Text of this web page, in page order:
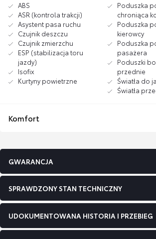
ABS
ASR (kontrola trakcji)
Asystent pasa ruchu
Czujnik deszczu
Czujnik zmierzchu
ESP (stabilizacja toru
jazdy)
Isofix
Kurtyny powietrzne
Poduszka
chroniąca
Poduszka
kierowcy
Poduszka
pasażera
Poduszki
przednie
Światła do
Światła
Komfort
GWARANCJA
SPRAWDZONY STAN TECHNICZNY
UDOKUMENTOWANA HISTORIA I PRZEBIEG